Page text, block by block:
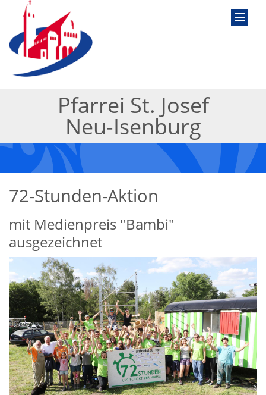
Pfarrei St. Josef
Neu-Isenburg
72-Stunden-Aktion
mit Medienpreis "Bambi"
ausgezeichnet